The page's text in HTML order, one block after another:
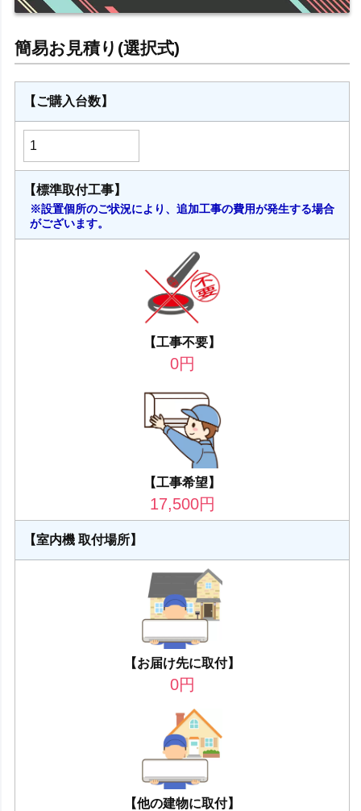
【ご購入台数】
【標準取付工事】
※設置個所のご状況により、追加工事の費用が発生する場合
がございます。
【工事不要】
0円
【工事希望】
17,500円
【室内機 取付場所】
【お届け先に取付】
0円
【他の建物に取付】